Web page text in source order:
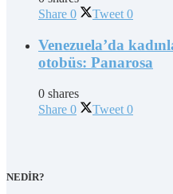
Share 0 Tweet 0
Venezuela’da
otobüs: Panarosa
0 shares
Share 0 Tweet 0
NEDİR?